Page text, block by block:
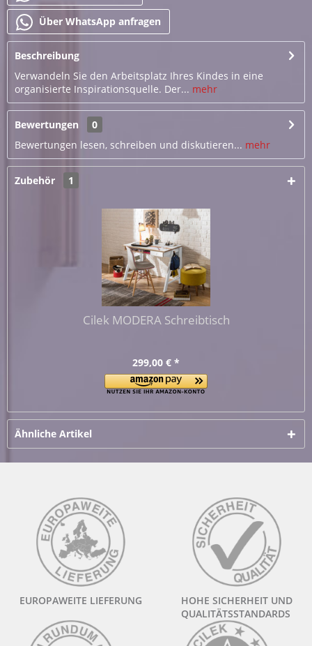
Über WhatsApp anfragen
Beschreibung
Verwandeln Sie den Arbeitsplatz Ihres Kindes in eine
organisierte Inspirationsquelle. Der... mehr
Bewertungen
0
Bewertungen lesen, schreiben und diskutieren... mehr
Zubehör 1
Cilek MODERA Schreibtisch
299,00 € *
Ähnliche Artikel
EUROPAWEITE LIEFERUNG
HOHE SICHERHEIT UND
QUALITÄTSSTANDARDS